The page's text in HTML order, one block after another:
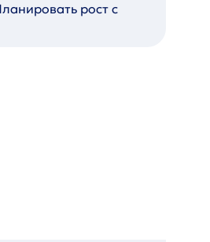
рост с